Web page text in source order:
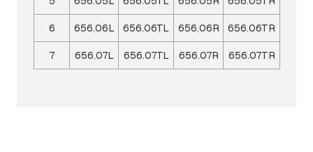
6 656.06L 656.06TL 656.06R 656.06TR
7 656.07L 656.07TL 656.07R 656.07TR